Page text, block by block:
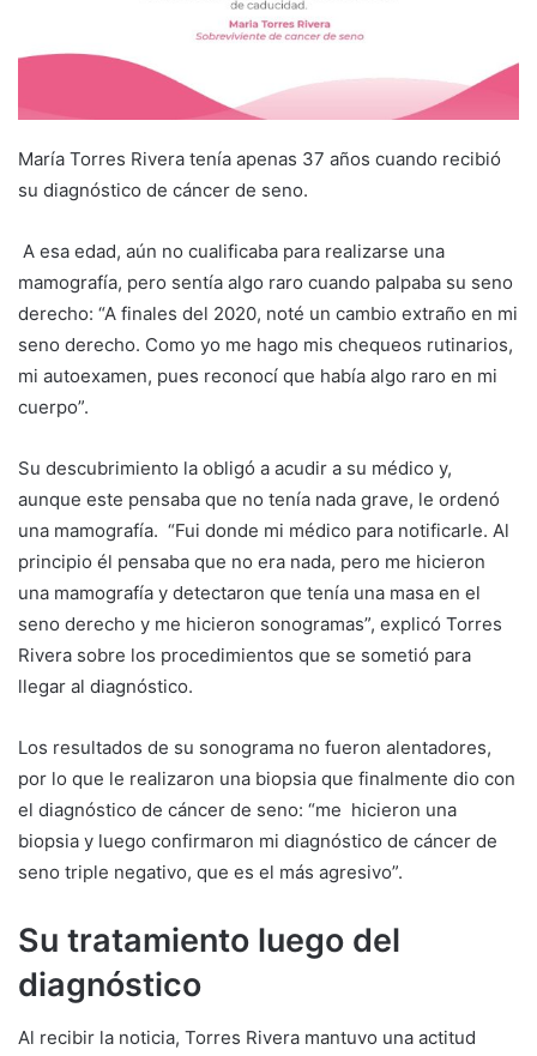
María Torres Rivera tenía apenas 37 años cuando recibió
su diagnóstico de cáncer de seno.
A esa edad, aún no cualificaba para realizarse una
mamografía, pero sentía algo raro cuando palpaba su seno
derecho: “A finales del 2020, noté un cambio extraño en mi
seno derecho. Como yo me hago mis chequeos rutinarios,
mi autoexamen, pues reconocí que había algo raro en mi
cuerpo”.
Su descubrimiento la obligó a acudir a su médico y,
aunque este pensaba que no tenía nada grave, le ordenó
una mamografía. “Fui donde mi médico para notificarle. Al
principio él pensaba que no era nada, pero me hicieron
una mamografía y detectaron que tenía una masa en el
seno derecho y me hicieron sonogramas”, explicó Torres
Rivera sobre los procedimientos que se sometió para
llegar al diagnóstico.
Los resultados de su sonograma no fueron alentadores,
por lo que le realizaron una biopsia que finalmente dio con
el diagnóstico de cáncer de seno: “me hicieron una
biopsia y luego confirmaron mi diagnóstico de cáncer de
seno triple negativo, que es el más agresivo”.
Su tratamiento luego del
diagnóstico
Al recibir la noticia, Torres Rivera mantuvo una actitud